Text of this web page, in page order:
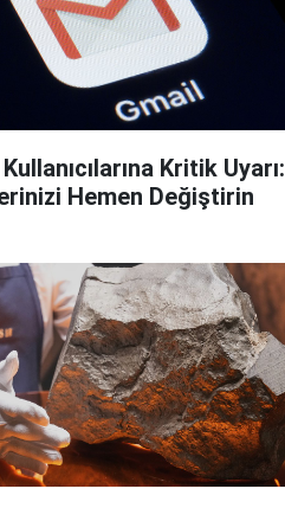
Kritik Uyarı:
Hemen Değiştirin